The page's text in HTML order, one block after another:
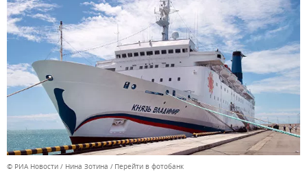
© РИА Новости / Нина Зотина Перейти в фотобанк